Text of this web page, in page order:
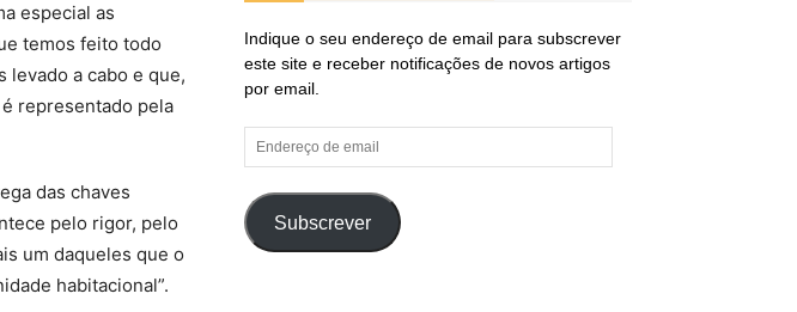
especial as
temos feito todo
levado a cabo e que,
representado pela
das chaves
pelo rigor, pelo
um daqueles que o
habitacional”.
Indique o seu endereço de email para subscrever
este site e receber notificações de novos artigos
por email.
Endereço
de
Subscrever